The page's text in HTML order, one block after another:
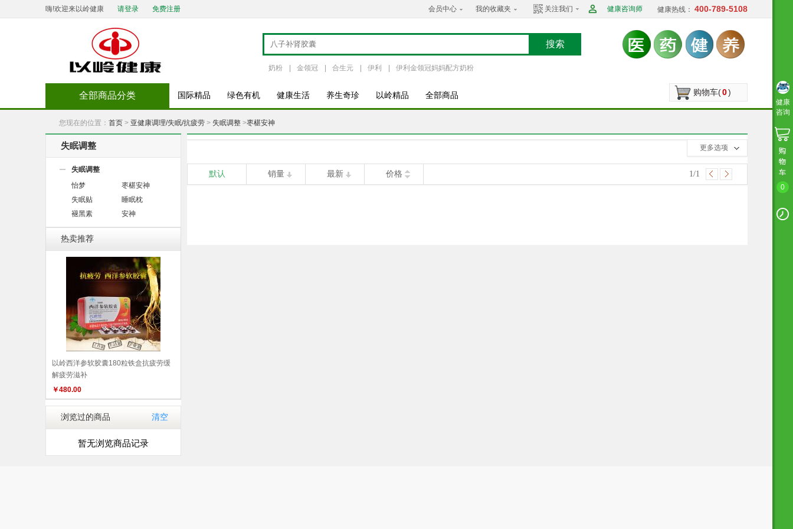
嗨!欢迎来以岭健康 请登录 免费注册 会员中心 我的收藏夹 关注我们 健康咨询师 健康热线： 400-789-5108
搜索
奶粉 金领冠 合生元 伊利 伊利金领冠妈妈配方奶粉
购物车(0)
全部商品分类 国际精品 绿色有机 健康生活 养生奇珍 以岭精品 全部商品
您现在的位置： 首页 > 亚健康调理/失眠/抗疲劳 > 失眠调整 >枣椹安神
失眠调整
失眠调整
怡梦
枣椹安神
失眠贴
睡眠枕
褪黑素
安神
热卖推荐
以岭西洋参软胶囊180粒铁盒抗疲劳缓
解疲劳滋补
￥480.00
浏览过的商品 清空
暂无浏览商品记录
收起选项
更多选项
默认 销量 最新 价格 1/1
健康
咨询
0